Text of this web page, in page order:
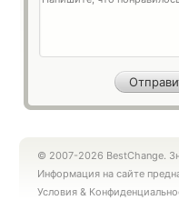
© 2007-2026 BestChange.
Информация на сайте
Условия &